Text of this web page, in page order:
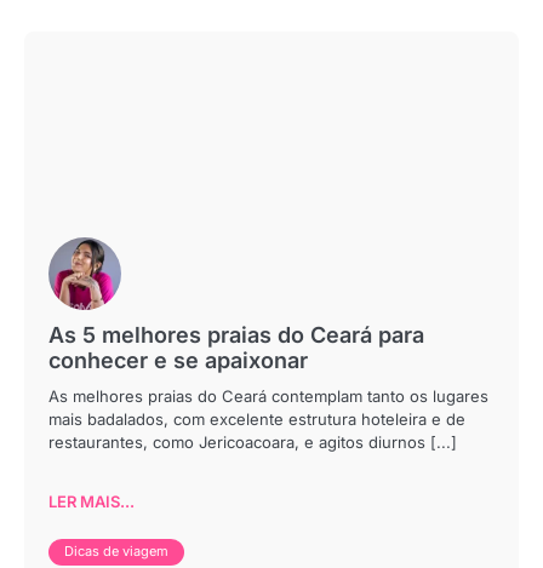
As 5 melhores praias do Ceará para
conhecer e se apaixonar
As melhores praias do Ceará contemplam tanto os lugares
mais badalados, com excelente estrutura hoteleira e de
restaurantes, como Jericoacoara, e agitos diurnos [...]
LER MAIS...
Dicas de viagem